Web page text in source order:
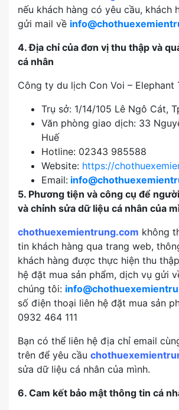
nếu khách hàng có yêu cầu, khách
gửi mail về
4. Địa chỉ của đơn vị thu thập và
cá nhân
Công ty du lịch Con Voi – Elephant
Trụ sở: 1/14/105 Lê Ngô Cát,
Văn phòng giao dịch: 33
Huế
Hotline: 02343 985588
Website: https://
Email:
5. Phương tiện và công cụ để
và chỉnh sửa dữ liệu cá nhân của
chothuexemientrung.com không
tin khách hàng qua trang web,
khách hàng được thực hiện thu
hệ đặt mua sản phẩm, dịch vụ gửi
chúng tôi:
số điện thoại liên hệ đặt mua sản
0932 464 111
Bạn có thể liên hệ địa chỉ email
trên để yêu cầu
sửa dữ liệu cá nhân của mình.
6. Cam kết bảo mật thông tin cá